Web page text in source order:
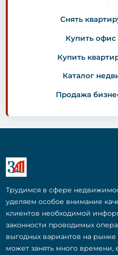
Снять
Купить офис
Купить
Каталог
Продажа
Трудимся в сфере
уделяем особое внимание
клиентов необходимой
законности проводимых
выгодных вариантов на
может занять много времени,